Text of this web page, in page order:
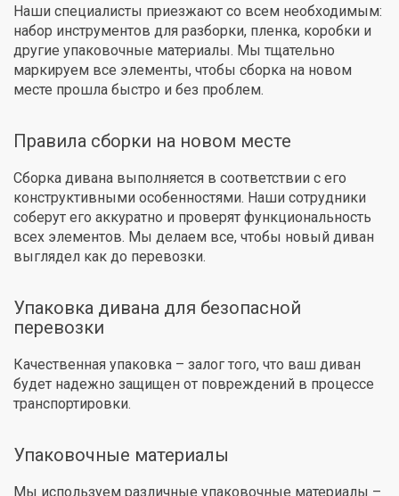
Наши специалисты приезжают со всем необходимым:
набор инструментов для разборки, пленка, коробки и
другие упаковочные материалы. Мы тщательно
маркируем все элементы, чтобы сборка на новом
месте прошла быстро и без проблем.
Правила сборки на новом месте
Сборка дивана выполняется в соответствии с его
конструктивными особенностями. Наши сотрудники
соберут его аккуратно и проверят функциональность
всех элементов. Мы делаем все, чтобы новый диван
выглядел как до перевозки.
Упаковка дивана для безопасной
перевозки
Качественная упаковка – залог того, что ваш диван
будет надежно защищен от повреждений в процессе
транспортировки.
Упаковочные материалы
Мы используем различные упаковочные материалы –